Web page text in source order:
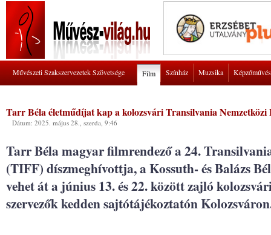
Művészeti Szakszervezetek Szövetsége Film Színház Muzsika
Tarr Béla életműdíjat kap a kolozsvári Transilvania Nemzetközi
Dátum: 2025. május 28., szerda, 9:46
Tarr Béla magyar filmrendező a 24.
(TIFF) díszmeghívottja, a Kossuth- és Balázs
vehet át a június 13. és 22. között zajló
szervezők kedden sajtótájékoztatón